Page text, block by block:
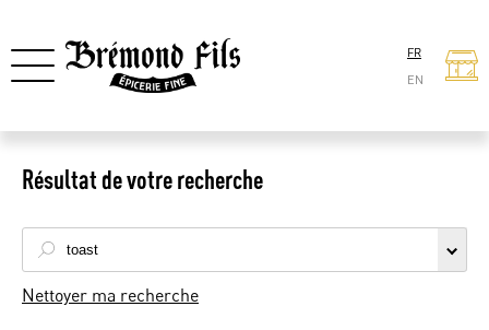
FR
EN
Résultat de votre recherche
Nettoyer ma recherche